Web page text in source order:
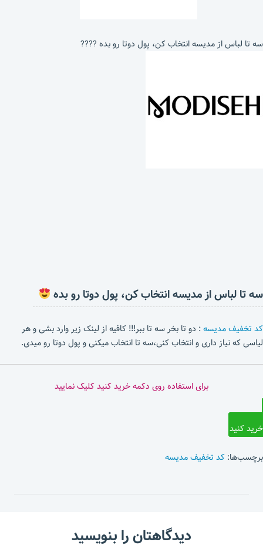
سه تا لباس از مدیسه انتخاب کن، پول دوتا رو بده ????
سه تا لباس از مدیسه انتخاب کن، پول دوتا رو بده
کد تخفیف مدیسه: دو تا بخر سه تا ببر!!! کافیه از لینک زیر وارد بشی و هر
لیاسی که نیاز داری و انتخاب کنی،سه تا انتخاب میکنی و پول دوتا رو میدی.
برای استفاده روی دکمه خرید کنید کلیک نمایید
خرید کنید
برچسب‌ها: کد تخفیف مدیسه
دیدگاهتان را بنویسید